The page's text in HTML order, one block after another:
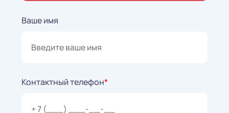
Ваше имя
Контактный телефон*